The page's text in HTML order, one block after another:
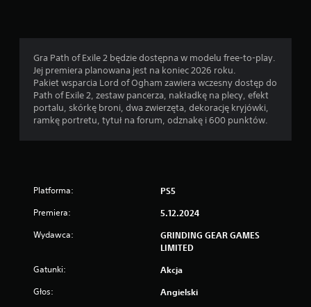
Gra Path of Exile 2 będzie dostępna w modelu free-to-play.
Jej premiera planowana jest na koniec 2026 roku.
Pakiet wsparcia Lord of Ogham zawiera wczesny dostęp do
Path of Exile 2, zestaw pancerza, nakładkę na plecy, efekt
portalu, skórkę broni, dwa zwierzęta, dekorację kryjówki,
ramkę portretu, tytuł na forum, odznakę i 600 punktów.
Platforma: PS5
Premiera: 5.12.2024
Wydawca:
GRINDING GEAR GAMES
LIMITED
Gatunki: Akcja
Głos: Angielski